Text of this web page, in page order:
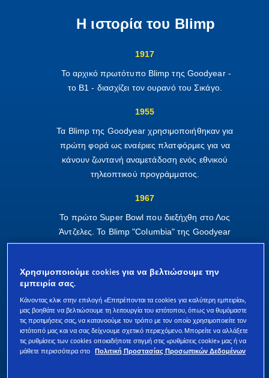
Η ιστορία του Blimp
1917
Το αρχικό πρωτότυπο Blimp της Goodyear -
το B1 - διασχίζει τον ουρανό του Σικάγο.
1955
Τα Blimp της Goodyear χρησιμοποιήθηκαν για
πρώτη φορά ως εναέριες πλατφόρμες για να
κάνουν ζωντανή αναμετάδοση ενός εθνικού
τηλεοπτικού προγράμματος.
1967
Το πρώτο Super Bowl που διεξήχθη στο Λος
Άντζελες. Το Blimp "Columbia" της Goodyear
παρείχε ζωντανή τηλεοπτική αναμετάδοση.
1973
Το Blimp Europa κάνει το ντεμπούτο του στο
Le Mans.
1989
Ένας τεράστιος σεισμός πλήττει το Σαν
Χρησιμοποιούμε cookies για να βελτιώσουμε την
εμπειρία σας.
Κάνοντας κλικ στην επιλογή «Επιτρέπονται τα cookies για καλύτερη εμπειρία»,
μας βοηθάτε να βελτιώσουμε τη λειτουργία του ιστότοπου, όπως να θυμόμαστε
τις προτιμήσεις σας, να κατανοούμε τον τρόπο με τον οποίο χρησιμοποιείτε τον
ιστότοπό μας και να σας δείχνουμε σχετικό περιεχόμενο. Μπορείτε να αλλάξετε
τις ρυθμίσεις των cookies οποιαδήποτε στιγμή στις «ρυθμίσεις cookie» μας ή να
μάθετε περισσότερα στο Πολιτική Προστασίας Προσωπικών Δεδομένων